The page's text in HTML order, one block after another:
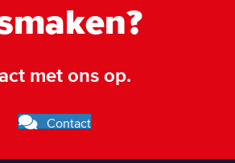
met ons op.
Contact